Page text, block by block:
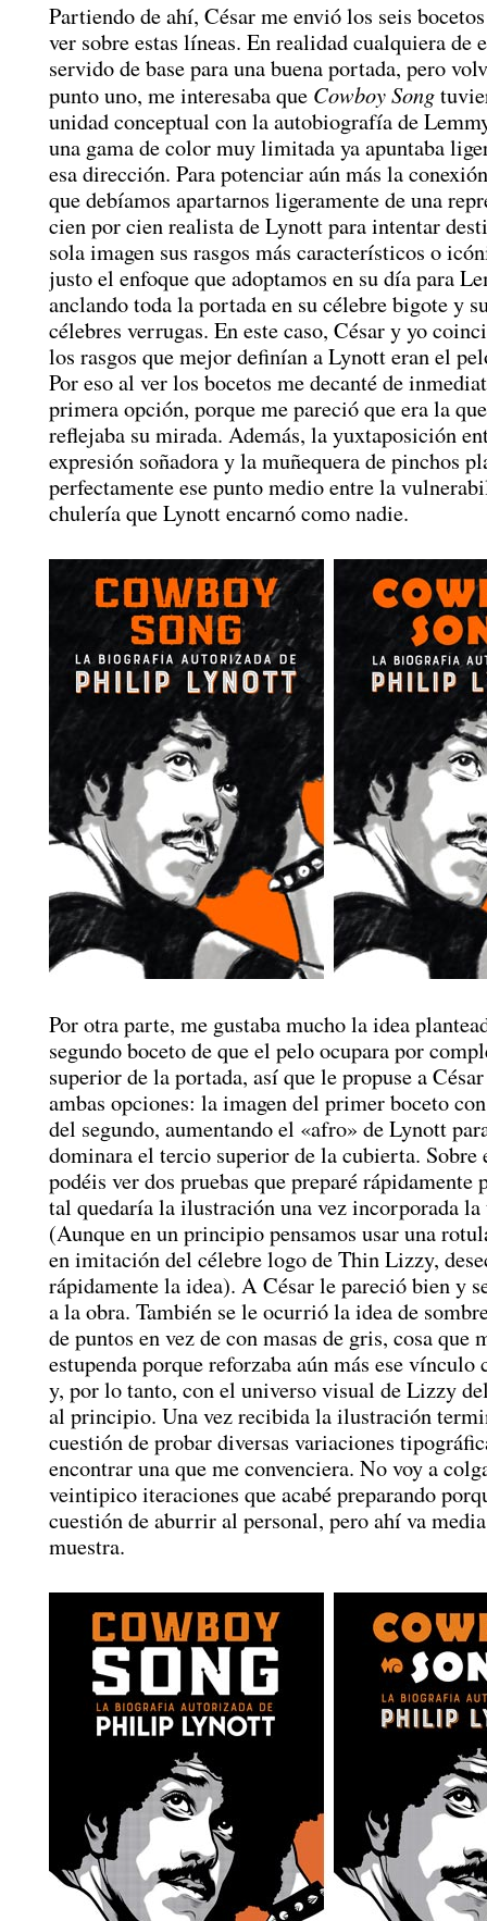
Partiendo de ahí, César me envió los seis
ver sobre estas líneas. En realidad cualquiera de
servido de base para una buena portada, pero
punto uno, me interesaba que Cowboy Song
unidad conceptual con la autobiografía de
una gama de color muy limitada ya apuntaba
esa dirección. Para potenciar aún más la
que debíamos apartarnos ligeramente de una
cien por cien realista de Lynott para intentar
sola imagen sus rasgos más característicos o
justo el enfoque que adoptamos en su día para
anclando toda la portada en su célebre bigote y
célebres verrugas. En este caso, César y yo
los rasgos que mejor definían a Lynott eran el
Por eso al ver los bocetos me decanté de
primera opción, porque me pareció que era la
reflejaba su mirada. Además, la yuxtaposición
expresión soñadora y la muñequera de pinchos
perfectamente ese punto medio entre la
chulería que Lynott encarnó como nadie.
Por otra parte, me gustaba mucho la idea
segundo boceto de que el pelo ocupara por
superior de la portada, así que le propuse a
ambas opciones: la imagen del primer boceto
del segundo, aumentando el «afro» de Lynott
dominara el tercio superior de la cubierta. Sobre
podéis ver dos pruebas que preparé rápidamente
tal quedaría la ilustración una vez incorporada
(Aunque en un principio pensamos usar una
en imitación del célebre logo de Thin Lizzy,
rápidamente la idea). A César le pareció bien y
a la obra. También se le ocurrió la idea de
de puntos en vez de con masas de gris, cosa que
estupenda porque reforzaba aún más ese vínculo
y, por lo tanto, con el universo visual de Lizzy
al principio. Una vez recibida la ilustración
cuestión de probar diversas variaciones
encontrar una que me convenciera. No voy a
veintipico iteraciones que acabé preparando
cuestión de aburrir al personal, pero ahí va
muestra.